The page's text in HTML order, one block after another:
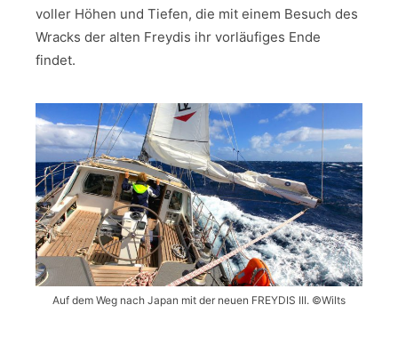
voller Höhen und Tiefen, die mit einem Besuch des
Wracks der alten Freydis ihr vorläufiges Ende
findet.
Auf dem Weg nach Japan mit der neuen FREYDIS III. ©Wilts